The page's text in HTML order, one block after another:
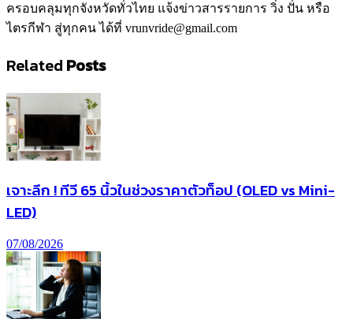
ครอบคลุมทุกจังหวัดทั่วไทย แจ้งข่าวสารรายการ วิ่ง ปั่น หรือ
ไตรกีฬา สู่ทุกคน ได้ที่ vrunvride@gmail.com
Related Posts
เจาะลึก ! ทีวี 65 นิ้วในช่วงราคาตัวท็อป (OLED vs Mini-
LED)
07/08/2026